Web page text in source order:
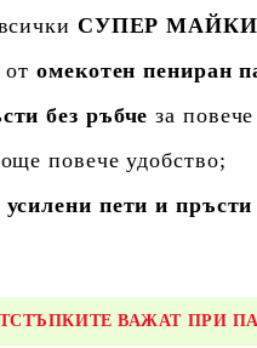
СУПЕР МАЙКИ
отомекотен пениран
без ръбче за
повече удобство;
усилени пети и пръсти
ВАЖАТ ПРИ